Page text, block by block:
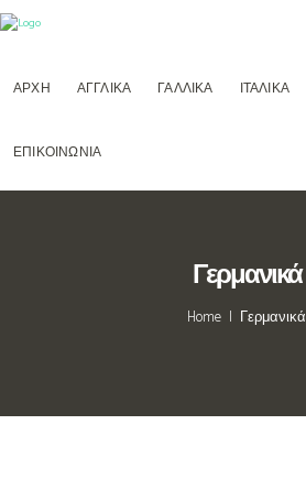
ΑΡΧΗ ΑΓΓΛΙΚΑ ΓΑΛΛΙΚΑ ΙΤΑΛΙΚΑ
ΕΠΙΚΟΙΝΩΝΙΑ
Γερμανικά
Home Γερμανικά